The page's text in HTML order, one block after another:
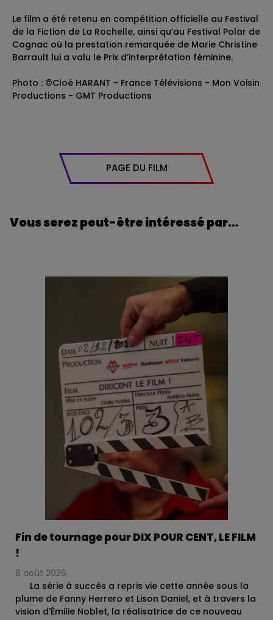
Le film a été retenu en compétition officielle au Festival
de la Fiction de La Rochelle, ainsi qu’au Festival Polar de
Cognac où la prestation remarquée de Marie Christine
Barrault lui a valu le Prix d’interprétation féminine.
Photo : ©Cloé HARANT - France Télévisions - Mon Voisin
Productions - GMT Productions
PAGE DU FILM
Vous serez peut-être intéressé par…
Fin de tournage pour DIX POUR CENT, LE FILM
!
8 août 2026
La série à succès a repris vie cette année sous la
plume de Fanny Herrero et Lison Daniel, et à travers la
vision d'Émilie Noblet, la réalisatrice de ce nouveau